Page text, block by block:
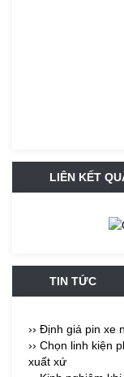
LIÊN KẾT
TIN TỨC
›› Định giá pin xe
›› Chọn linh kiện
xuất xứ